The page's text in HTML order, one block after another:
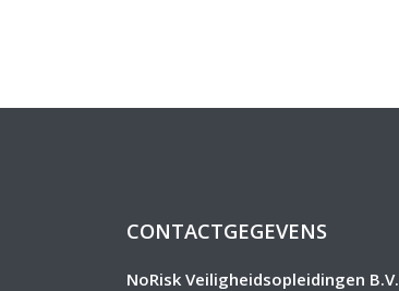
CONTACTGEGEVENS
NoRisk Veiligheidsopleidingen B.V.